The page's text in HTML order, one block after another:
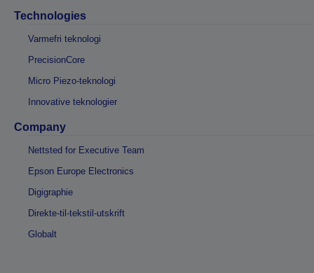
Technologies
Varmefri teknologi
PrecisionCore
Micro Piezo-teknologi
Innovative teknologier
Company
Nettsted for Executive Team
Epson Europe Electronics
Digigraphie
Direkte-til-tekstil-utskrift
Globalt